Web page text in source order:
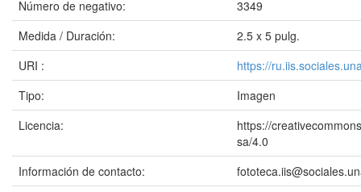
Número de negativo:
3349
Medida / Duración:
2.5 x 5 pulg.
URI :
https://
Tipo:
Imagen
Licencia:
https://
sa/4.0
Información de contacto: